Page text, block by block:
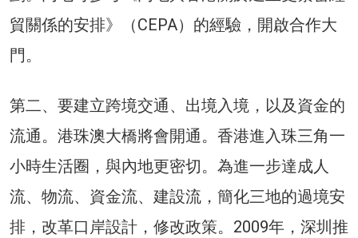
貿關係的安排》（CEPA）的經驗，開啟合作大
門。
第二、要建立跨境交通、出境入境，以及資金的
流通。港珠澳大橋將會開通。香港進入珠三角一
小時生活圈，與內地更密切。為進一步達成人
流、物流、資金流、建設流，簡化三地的過境安
排，改革口岸設計，修改政策。2009年，深圳推